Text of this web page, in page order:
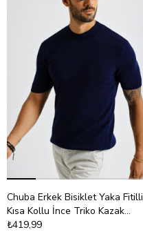
Chuba Erkek Bisiklet Yaka Fitilli
Kısa Kollu İnce Triko Kazak
21W301
₺419,99